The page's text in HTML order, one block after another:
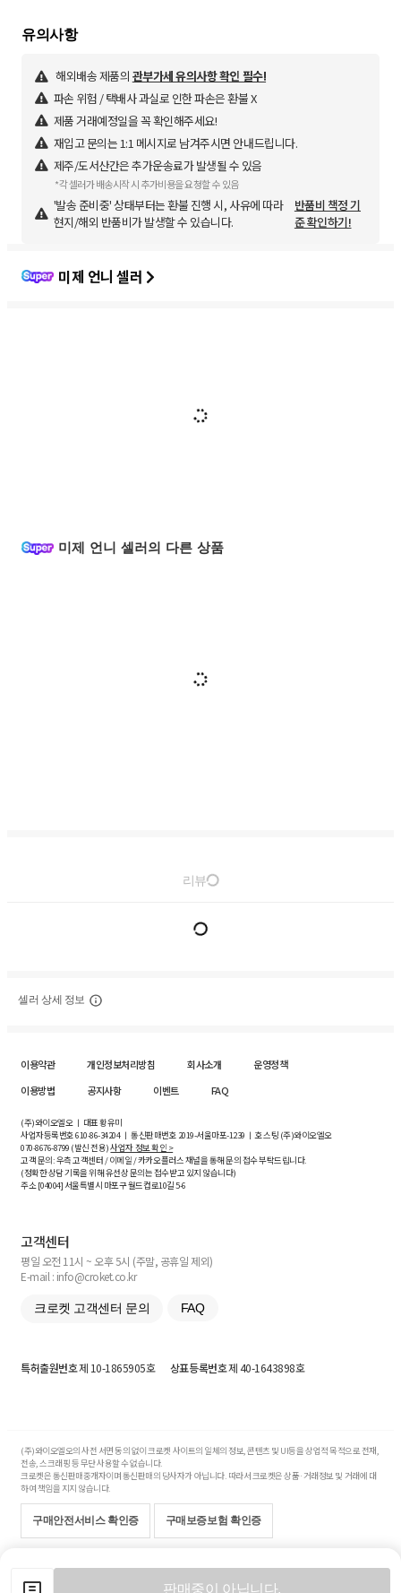
판매중이 아닙니다.
유의사항
해외배송 제품의 관부가세 유의사항 확인 필수!
파손 위험 / 택배사 과실로 인한 파손은 환불 X
제품 거래예정일을 꼭 확인해주세요!
재입고 문의는 1:1 메시지로 남겨주시면 안내드립니다.
제주/도서산간은 추가운송료가 발생될 수 있음
*각 셀러가 배송시작 시 추가비용을 요청할 수 있음
'발송 준비중' 상태부터는 환불 진행 시, 사유에 따라
현지/해외 반품비가 발생할 수 있습니다.
반품비 책정 기
준 확인하기!
미제 언니 셀러
미제 언니 셀러의 다른 상품
리뷰
셀러 상세 정보
이용약관 개인정보처리방침 회사소개
운영정책
이용방법
공지사항 이벤트 FAQ
(주)와이오엘오 ㅣ 대표 황유미
사업자등록번호610-86-34204ㅣ 통신판매번호 2019-서울마포-1239 ㅣ 호스팅 (주)와이오엘오
070-8676-8799 (발신 전용)사업자 정보 확인 >
고객 문의: 우측 고객센터 / 이메일 / 카카오플러스 채널을 통해 문의 접수 부탁드립니다.
(정확한 상담 기록을 위해 유선상 문의는 접수받고 있지 않습니다)
주소 [04004] 서울특별시 마포구 월드컵로10길5-6
고객센터
평일 오전 11시 ~ 오후 5시 (주말, 공휴일 제외)
E-mail : info@croket.co.kr
크로켓 고객센터 문의 FAQ
특허출원번호제 10-1865905호 상표등록번호제 40-1643898호
(주)와이오엘오의 사전 서면 동의 없이 크로켓 사이트의 일체의 정보, 콘텐츠 및 UI등을 상업적 목적으로 전재,
전송, 스크래핑 등 무단 사용할 수 없습니다.
크로켓은 통신판매중개자이며 통신판매의 당사자가 아닙니다. 따라서 크로켓은 상품·거래정보 및 거래에 대
하여 책임을 지지 않습니다.
구매안전서비스 확인증 구매보증보험 확인증